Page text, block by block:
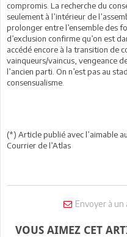
compromis. La recherche du
seulement à l’intérieur de
prolonger entre l’ensemble des
d’exclusion confirme qu’on est
accédé encore à la transition de
vainqueurs/vaincus, vengeance
l’ancien parti. On n’est pas au
consensualisme.
(*) Article publié avec l’aimable
Courrier de l’Atlas
Envoyer à un
VOUS AIMEZ CET